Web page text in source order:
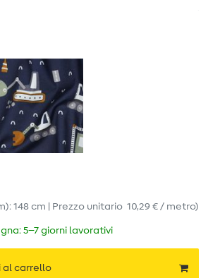
148 cm | Prezzo unitario 10,29 € / metro)
5–7 giorni lavorativi
al carrello